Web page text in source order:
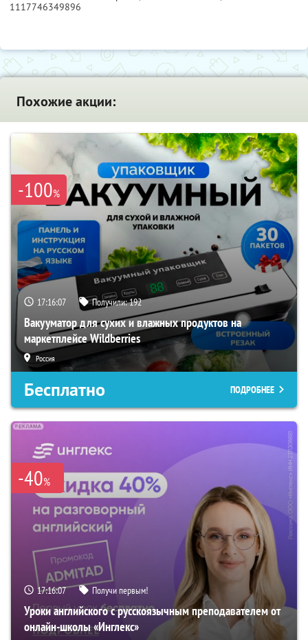
1117746349896
Похожие акции:
-100%
17:16:06 Получили:192
Вакууматор для сухих и влажных продуктов на
маркетплейсе Wildberries
Россия
Бесплатно ПОДРОБНЕЕ
-40%
17:16:06 Получи первым!
Уроки английского с русскоязычным преподавателем от
онлайн-школы «Инглекс»